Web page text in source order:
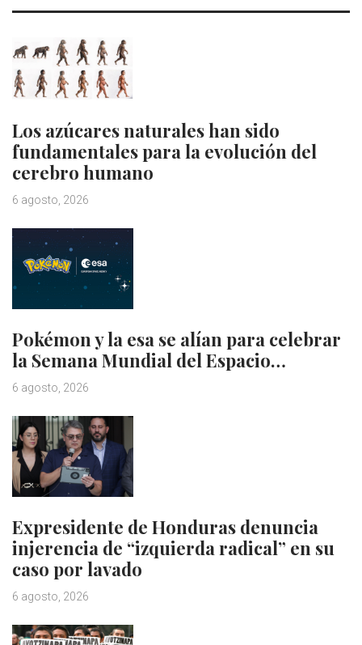
Los azúcares naturales han sido
fundamentales para la evolución del
cerebro humano
6 agosto, 2026
Pokémon y la esa se alían para celebrar
la Semana Mundial del Espacio…
6 agosto, 2026
Expresidente de Honduras denuncia
injerencia de “izquierda radical” en su
caso por lavado
6 agosto, 2026